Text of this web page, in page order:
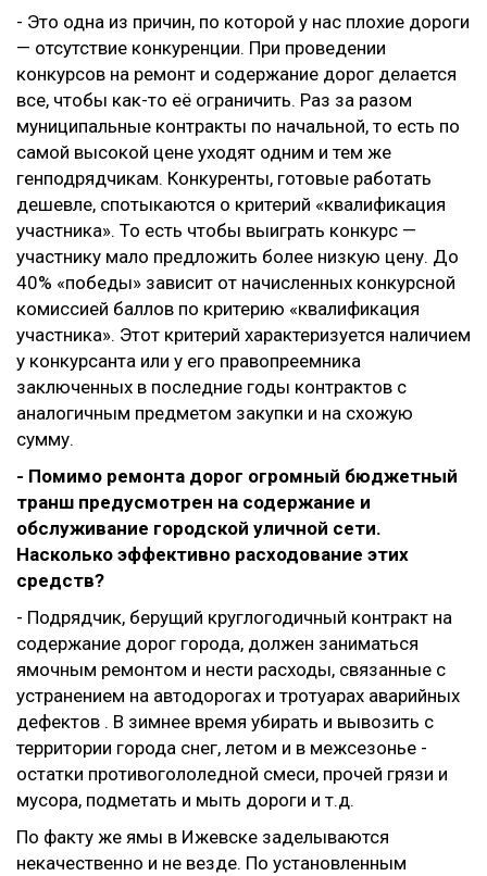
- Это одна из причин, по которой у нас плохие дороги
— отсутствие конкуренции. При проведении
конкурсов на ремонт и содержание дорог делается
все, чтобы как-то её ограничить. Раз за разом
муниципальные контракты по начальной, то есть по
самой высокой цене уходят одним и тем же
генподрядчикам. Конкуренты, готовые работать
дешевле, спотыкаются о критерий «квалификация
участника». То есть чтобы выиграть конкурс —
участнику мало предложить более низкую цену. До
40% «победы» зависит от начисленных конкурсной
комиссией баллов по критерию «квалификация
участника». Этот критерий характеризуется наличием
у конкурсанта или у его правопреемника
заключенных в последние годы контрактов с
аналогичным предметом закупки и на схожую
сумму.
- Помимо ремонта дорог огромный бюджетный
транш предусмотрен на содержание и
обслуживание городской уличной сети.
Насколько эффективно расходование этих
средств?
- Подрядчик, берущий круглогодичный контракт на
содержание дорог города, должен заниматься
ямочным ремонтом и нести расходы, связанные с
устранением на автодорогах и тротуарах аварийных
дефектов . В зимнее время убирать и вывозить с
территории города снег, летом и в межсезонье -
остатки противогололедной смеси, прочей грязи и
мусора, подметать и мыть дороги и т.д.
По факту же ямы в Ижевске заделываются
некачественно и не везде. По установленным